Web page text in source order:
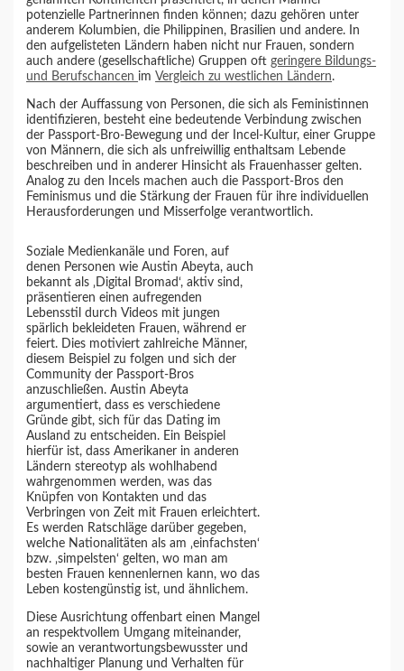
potenzielle Partnerinnen finden können; dazu gehören unter
anderem Kolumbien, die Philippinen, Brasilien und andere. In
den aufgelisteten Ländern haben nicht nur Frauen, sondern
auch andere (gesellschaftliche) Gruppen oftgeringere Bildungs-
und Berufschancen im Vergleich zu westlichen Ländern.
Nach der Auffassung von Personen, die sich als Feministinnen
identifizieren, besteht eine bedeutende Verbindung zwischen
der Passport-Bro-Bewegung und der Incel-Kultur, einer Gruppe
von Männern, die sich als unfreiwillig enthaltsam Lebende
beschreiben und in anderer Hinsicht als Frauenhasser gelten.
Analog zu den Incels machen auch die Passport-Bros den
Feminismus und die Stärkung der Frauen für ihre individuellen
Herausforderungen und Misserfolge verantwortlich.
Soziale Medienkanäle und Foren, auf
denen Personen wie Austin Abeyta, auch
bekannt als ‚Digital Bromad‘, aktiv sind,
präsentieren einen aufregenden
Lebensstil durch Videos mit jungen
spärlich bekleideten Frauen, während er
feiert. Dies motiviert zahlreiche Männer,
diesem Beispiel zu folgen und sich der
Community der Passport-Bros
anzuschließen. Austin Abeyta
argumentiert, dass es verschiedene
Gründe gibt, sich für das Dating im
Ausland zu entscheiden. Ein Beispiel
hierfür ist, dass Amerikaner in anderen
Ländern stereotyp als wohlhabend
wahrgenommen werden, was das
Knüpfen von Kontakten und das
Verbringen von Zeit mit Frauen erleichtert.
Es werden Ratschläge darüber gegeben,
welche Nationalitäten als am ‚einfachsten‘
bzw. ‚simpelsten‘ gelten, wo man am
besten Frauen kennenlernen kann, wo das
Leben kostengünstig ist, und ähnlichem.
Diese Ausrichtung offenbart einen Mangel
an respektvollem Umgang miteinander,
sowie an verantwortungsbewusster und
nachhaltiger Planung und Verhalten für